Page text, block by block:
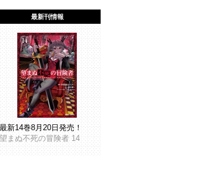
最新刊情報
最新14巻8月20日発売！
望まぬ不死の冒険者 14